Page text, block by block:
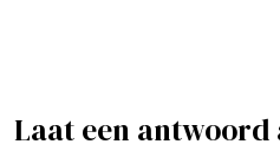
Laat een antwoord